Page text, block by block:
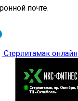
почте.
Стерлитамак онлайн